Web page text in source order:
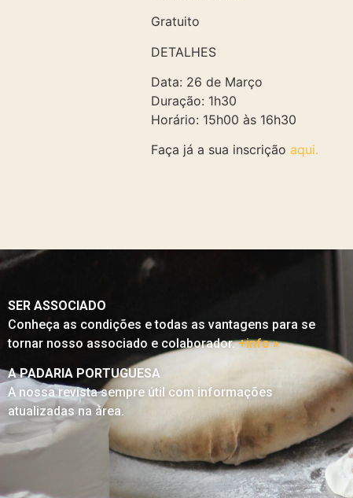
Gratuito
DETALHES
Data: 26 de Março
Duração: 1h30
Horário: 15h00 às 16h30
Faça já a sua inscrição aqui.
SER ASSOCIADO
Conheça as condições e todas as vantagens para se
tornar nosso associado e colaborador.+info »
A PADARIA PORTUGUESA
A nossa revista sempre útil com informações
atualizadas na área.